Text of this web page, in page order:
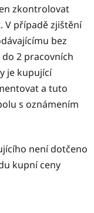
zkontrolovat
V případě zjištění
bez
2 pracovních
je kupující
a tuto
s oznámením
není dotčeno
kupní ceny